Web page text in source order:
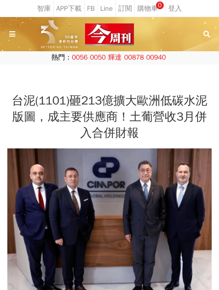
0
熱門： 0056 0050 輝達 00878 00940
台泥(1101)砸213億擴大歐洲低碳水泥
版圖，成主要供應商！土葡營收3月併
入合併財報